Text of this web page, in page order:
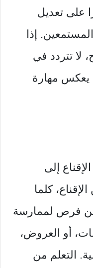
على تعديل
إذا
لا تتردد في
يعكس مهارة
إلى
كلما
فرص لممارسة
أو العروض،
التعلم من